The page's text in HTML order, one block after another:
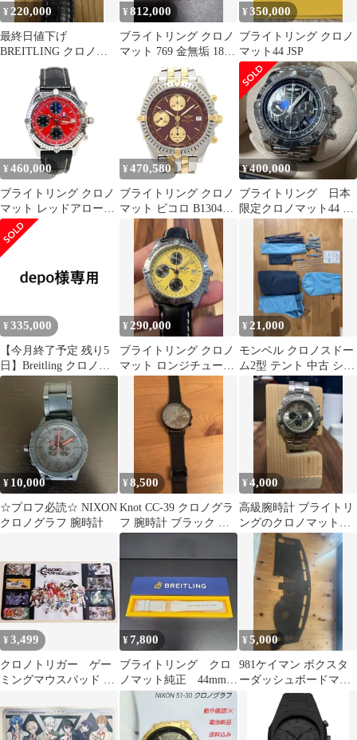
¥ 220,000
最終日値下げ
BREITLING クロノマ
ット44 おまけ付き
¥812,000
ブライトリング クロノ
マット 769 金無垢 18k
750 手巻き 腕時計
¥350,000
ブライトリング クロノ
マット44 JSP
¥ 460,000
ブライトリング クロノ
マット レッドアローズ
リミテッドエディショ
ン 13050.1
¥ 470,580
ブライトリング クロノ
マット ビコロ B13048
自動巻き ステンレスス
ティール イエローゴー
ルド メンズ
BREITLING【中古】
【時計】
¥400,000
ブライトリング 日本
限定クロノマット44 ロ
ーマンインデックス
¥ 335,000
【今月終了予定 残り5
日】Breitling クロノマ
ット44
¥ 290,000
ブライトリング クロノ
マット ロンジチュード
A20048 自動巻き
¥ 21,000
モンベル クロノスドー
ム2型 テント 中古 シー
ムテープ良好
¥ 10,000
☆プロフ必読☆ NIXON
クロノグラフ 腕時計
¥8,500
Knot CC-39 クロノグラ
フ 腕時計 ブラック メ
ッシュベルト
¥4,000
高級腕時計 ブライトリ
ングのクロノマット風
クォーツ
¥3,499
クロノトリガー ゲー
ミングマウスパッド ラ
ト
¥7,800
ブライトリング クロ
ノマット純正 44mm
用 ラバーベルト ホワ
イト
¥5,000
981ケイマン ボクスタ
ーダッシュボードマッ
ト カバー